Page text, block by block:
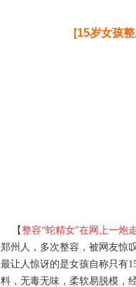
[15岁女孩
【整容“蛇精女”在网上一炮
郑州人，多次整容，被网友惊
最让人惊讶的是女孩自称只有
料， 无毒无味，柔软易脱模，